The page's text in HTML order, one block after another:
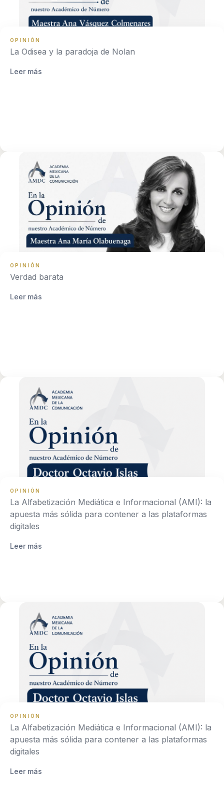
OPINIÓN
La Odisea y la paradoja de Nolan
Leer más
OPINIÓN
Verdad barata
Leer más
OPINIÓN
La Alfabetización Mediática e Informacional (AMI): la
apuesta más sólida para contener a las plataformas
digitales
Leer más
OPINIÓN
La Alfabetización Mediática e Informacional (AMI): la
apuesta más sólida para contener a las plataformas
digitales
Leer más